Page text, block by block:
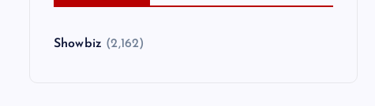
Showbiz (2,162)